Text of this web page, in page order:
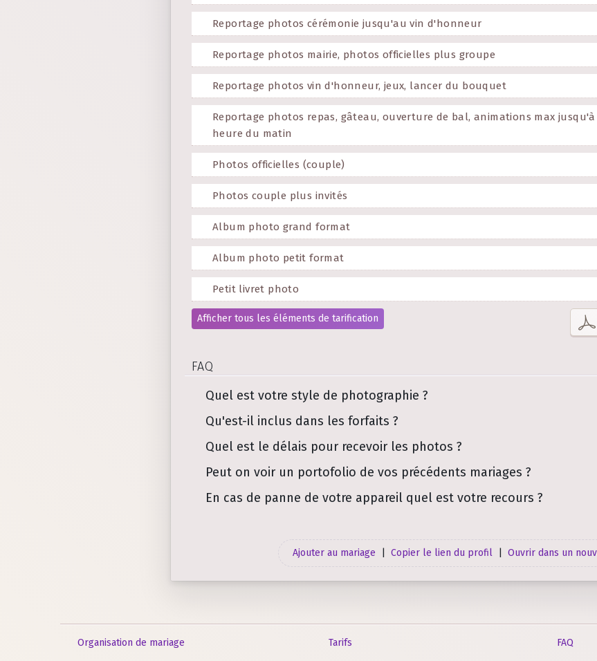
Reportage photos cérémonie jusqu'au vin d'honneur
Reportage photos mairie, photos officielles plus groupe
Reportage photos vin d'honneur, jeux, lancer du bouquet
Reportage photos repas, gâteau, ouverture de bal, animations max
heure du matin
Photos officielles (couple)
Photos couple plus invités
Album photo grand format
Album photo petit format
Petit livret photo
Afficher tous les éléments de tarification
FAQ
Quel est votre style de photographie ?
Qu'est-il inclus dans les forfaits ?
Quel est le délais pour recevoir les photos ?
Peut on voir un portofolio de vos précédents mariages ?
En cas de panne de votre appareil quel est votre recours ?
Ajouter au mariage Copier le lien du profil Ouvrir dans un
Organisation de mariage Tarifs FAQ